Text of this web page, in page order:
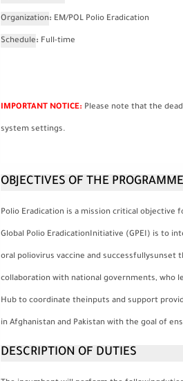
Organization: EM/POL Polio Eradication
Schedule: Full-time
IMPORTANT NOTICE: Please note that the
system settings.
OBJECTIVES OF THE PROGRAMME
Polio Eradication is a mission critical objective
Global Polio EradicationInitiative (GPEI) is to
oral poliovirus vaccine and
collaboration with national governments, who
Hub to coordinate theinputs and support
in Afghanistan and Pakistan with the goal of
DESCRIPTION OF DUTIES